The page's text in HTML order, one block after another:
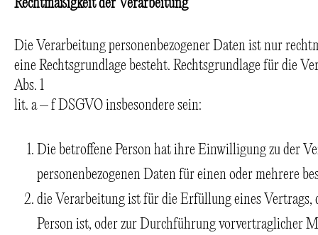
Rechtmäßigkeit der Verarbeitung
Die Verarbeitung personenbezogener Daten ist nur
eine Rechtsgrundlage besteht. Rechtsgrundlage für die
Abs. 1
lit. a – f DSGVO insbesondere sein:
Die betroffene Person hat ihre Einwilligung zu der
personenbezogenen Daten für einen oder mehrere
die Verarbeitung ist für die Erfüllung eines Vertrags,
Person ist, oder zur Durchführung vorvertraglicher